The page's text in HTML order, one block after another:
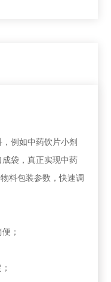
例如中药饮片小剂
袋，真正实现中药
料包装参数，快速调
；